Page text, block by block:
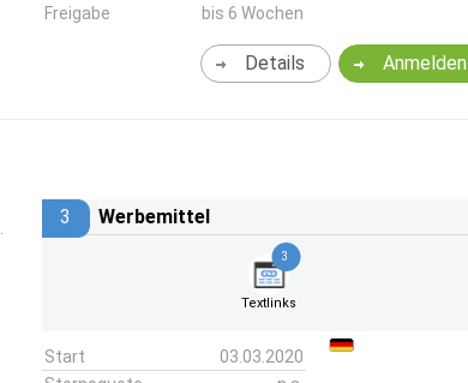
Freigabe
bis 6 Wochen
Anmelden
Details
3 Werbemittel
3
Textlinks
Start
03.03.2020